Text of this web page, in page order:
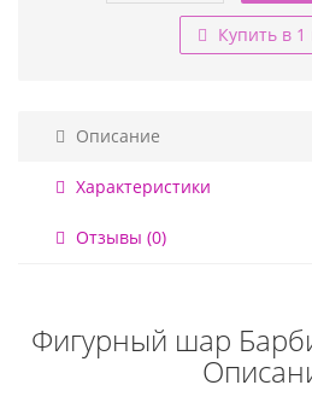
Купить в 1
Описание
Характеристики
Отзывы (0)
Фигурный шар